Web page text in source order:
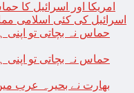
امریکا اور اسرائیل کا
اسرائیل کی کئی اسلامی
حماس نہ بچاتی تو
حماس نہ بچاتی تو